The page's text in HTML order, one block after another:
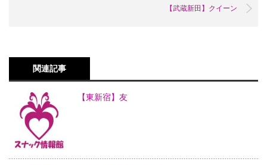
【武蔵新田】クイーン
関連記事
【東新宿】友